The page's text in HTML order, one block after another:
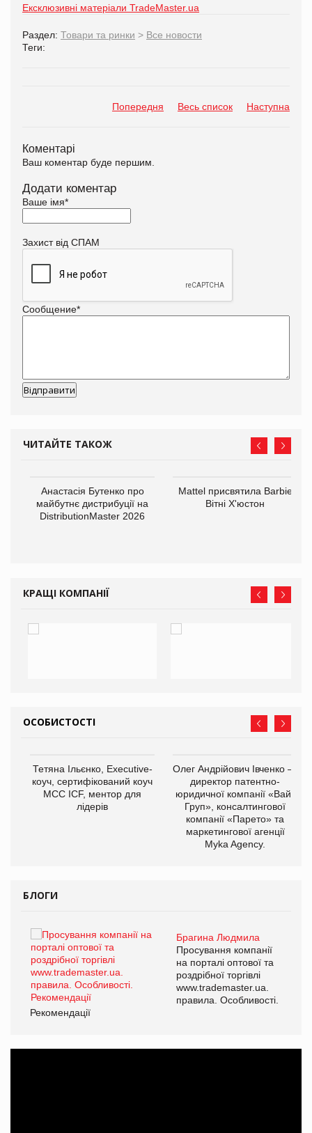
Ексклюзивні матеріали TradeMaster.ua
Раздел: Товари та ринки > Все новости
Теги:
Попередня Весь список Наступна
Коментарі
Ваш коментар буде першим.
Додати коментар
Ваше імя*
Захист від СПАМ
Сообщение*
ЧИТАЙТЕ ТАКОЖ
Анастасія Бутенко про
майбутнє дистрибуції на
DistributionMaster 2026
Mattel присвятила Barbie
Вітні Х'юстон
КРАЩІ КОМПАНІЇ
ОСОБИСТОСТІ
Тетяна Ільєнко, Executive-
коуч, сертифікований коуч
МСС ICF, ментор для
лідерів
Олег Андрійович Івченко —
директор патентно-
юридичної компанії «Вайз
Груп», консалтингової
компанії «Парето» та
маркетингової агенції
Myka Agency.
БЛОГИ
Брагина Людмила
Просування компанії
на порталі оптової та
роздрібної торгівлі
www.trademaster.ua.
правила. Особливості.
Рекомендації